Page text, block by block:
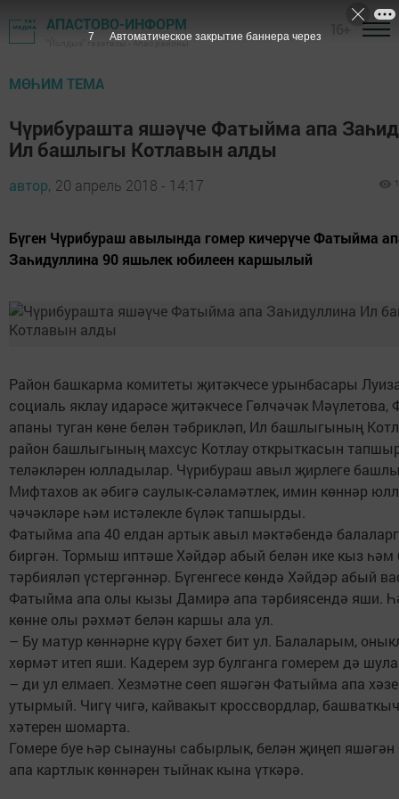
АПАСТОВО-ИНФОРМ
"Йолдыз" газетасы - Апас районы
МӨҺИМ ТЕМА
Чүрибурашта яшәүче Фатыйма апа
Ил башлыгы Котлавын алды
автор, 20 апрель 2018 - 14:17
Бүген Чүрибураш авылында гомер кичерүче Фатыйма
Заһидуллина 90 яшьлек юбилеен каршылый
Район башкарма комитеты җитәкчесе урынбасары
социаль яклау идарәсе җитәкчесе Гөлчәчәк
апаны туган көне белән тәбрикләп, Ил башлыгының
район башлыгының махсус Котлау открыткасын
теләкләрен юлладылар. Чүрибураш авыл җирлеге
Мифтахов ак әбигә саулык-сәламәтлек, имин көннәр
чәчәкләре һәм истәлекле бүләк тапшырды.
Фатыйма апа 40 елдан артык авыл мәктәбендә
биргән. Тормыш иптәше Хәйдәр абый белән ике кыз һәм
тәрбияләп үстергәннәр. Бүгенгесе көндә Хәйдәр абый
Фатыйма апа олы кызы Дамирә апа тәрбиясендә яши.
көнне олы рәхмәт белән каршы ала ул.
– Бу матур көннәрне күрү бәхет бит ул. Балаларым,
хөрмәт итеп яши. Кадерем зур булганга гомерем дә
– ди ул елмаеп. Хезмәтне сөеп яшәгән Фатыйма апа
утырмый. Чигү чигә, кайвакыт кроссвордлар,
хәтерен шомарта.
Гомере буе һәр сынауны сабырлык, белән җиңеп
апа картлык көннәрен тыйнак кына үткәрә.
6 Автоматическое закрытие баннера через